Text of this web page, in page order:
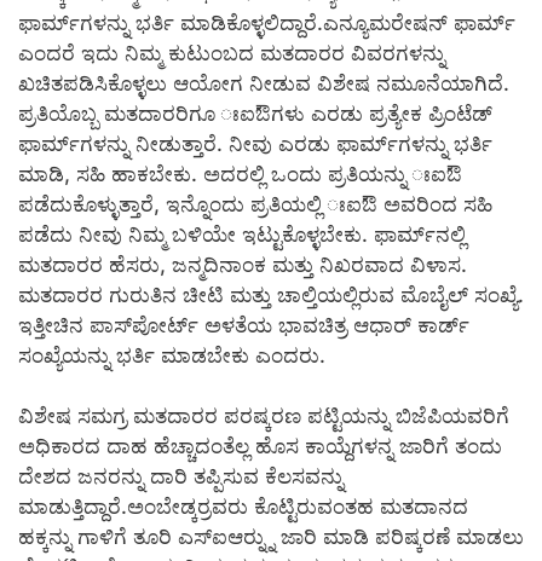
ಫಾರ್ಮ್‍ಗಳನ್ನು ಭರ್ತಿ ಮಾಡಿಕೊಳ್ಳಲಿದ್ದಾರೆ.ಎನ್ಯೂಮರೇಷನ್ ಫಾರ್ಮ್
ಎಂದರೆ ಇದು ನಿಮ್ಮ ಕುಟುಂಬದ ಮತದಾರರ ವಿವರಗಳನ್ನು
ಖಚಿತಪಡಿಸಿಕೊಳ್ಳಲು ಆಯೋಗ ನೀಡುವ ವಿಶೇಷ ನಮೂನೆಯಾಗಿದೆ.
ಪ್ರತಿಯೊಬ್ಬ ಮತದಾರರಿಗೂ ಃಐಔಗಳು ಎರಡು ಪ್ರತ್ಯೇಕ ಪ್ರಿಂಟೆಡ್
ಫಾರ್ಮ್‍ಗಳನ್ನು ನೀಡುತ್ತಾರೆ. ನೀವು ಎರಡು ಫಾರ್ಮ್‍ಗಳನ್ನು ಭರ್ತಿ
ಮಾಡಿ, ಸಹಿ ಹಾಕಬೇಕು. ಅದರಲ್ಲಿ ಒಂದು ಪ್ರತಿಯನ್ನು ಃಐಔ
ಪಡೆದುಕೊಳ್ಳುತ್ತಾರೆ, ಇನ್ನೊಂದು ಪ್ರತಿಯಲ್ಲಿ ಃಐಔ ಅವರಿಂದ ಸಹಿ
ಪಡೆದು ನೀವು ನಿಮ್ಮ ಬಳಿಯೇ ಇಟ್ಟುಕೊಳ್ಳಬೇಕು. ಫಾರ್ಮ್‍ನಲ್ಲಿ
ಮತದಾರರ ಹೆಸರು, ಜನ್ಮದಿನಾಂಕ ಮತ್ತು ನಿಖರವಾದ ವಿಳಾಸ.
ಮತದಾರರ ಗುರುತಿನ ಚೀಟಿ ಮತ್ತು ಚಾಲ್ತಿಯಲ್ಲಿರುವ ಮೊಬೈಲ್ ಸಂಖ್ಯೆ.
ಇತ್ತೀಚಿನ ಪಾಸ್‍ಪೋರ್ಟ್ ಅಳತೆಯ ಭಾವಚಿತ್ರ ಆಧಾರ್ ಕಾರ್ಡ್
ಸಂಖ್ಯೆಯನ್ನು ಭರ್ತಿ ಮಾಡಬೇಕು ಎಂದರು.
ವಿಶೇಷ ಸಮಗ್ರ ಮತದಾರರ ಪರಷ್ಕರಣ ಪಟ್ಟಿಯನ್ನು ಬಿಜೆಪಿಯವರಿಗೆ
ಅಧಿಕಾರದ ದಾಹ ಹೆಚ್ಚಾದಂತೆಲ್ಲ ಹೊಸ ಕಾಯ್ದೆಗಳನ್ನ ಜಾರಿಗೆ ತಂದು
ದೇಶದ ಜನರನ್ನು ದಾರಿ ತಪ್ಪಿಸುವ ಕೆಲಸವನ್ನು
ಮಾಡುತ್ತಿದ್ದಾರೆ.ಅಂಬೇಡ್ಕರ್‍ರವರು ಕೊಟ್ಟಿರುವಂತಹ ಮತದಾನದ
ಹಕ್ಕನ್ನು ಗಾಳಿಗೆ ತೂರಿ ಎಸ್‍ಐಆರ್‍ನ್ನು ಜಾರಿ ಮಾಡಿ ಪರಿಷ್ಕರಣೆ ಮಾಡಲು